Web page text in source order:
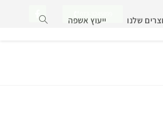
שלנו ייעוץ אשפה